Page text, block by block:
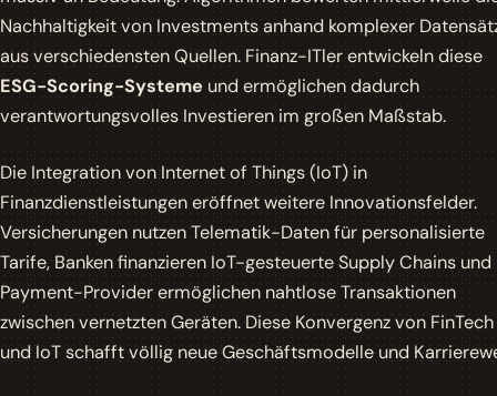
Nachhaltigkeit von Investments anhand komplexer
aus verschiedensten Quellen. Finanz-ITler entwickeln diese
ESG-Scoring-Systemeund ermöglichen dadurch
verantwortungsvolles Investieren im großen Maßstab.
Die Integration von Internet of Things (IoT) in
Finanzdienstleistungen eröffnet weitere Innovationsfelder.
Versicherungen nutzen Telematik-Daten für personalisierte
Tarife, Banken finanzieren IoT-gesteuerte Supply Chains und
Payment-Provider ermöglichen nahtlose Transaktionen
zwischen vernetzten Geräten. Diese Konvergenz von FinTech
und IoT schafft völlig neue Geschäftsmodelle und